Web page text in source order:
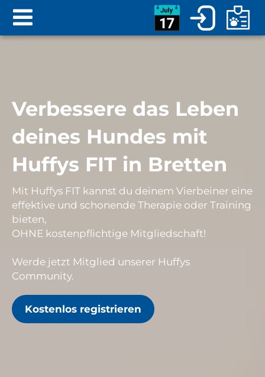
Verbessere das Leben
deines Hundes mit
Huffys FIT in Bretten
Mit Huffys FIT kannst du deinem Vierbeiner eine
effektive und schonende Therapie oder Training
bieten,
OHNE kostenpflichtige Mitgliedschaft!
Werde jetzt Mitglied unserer Huffys
Community.
Kostenlos registrieren